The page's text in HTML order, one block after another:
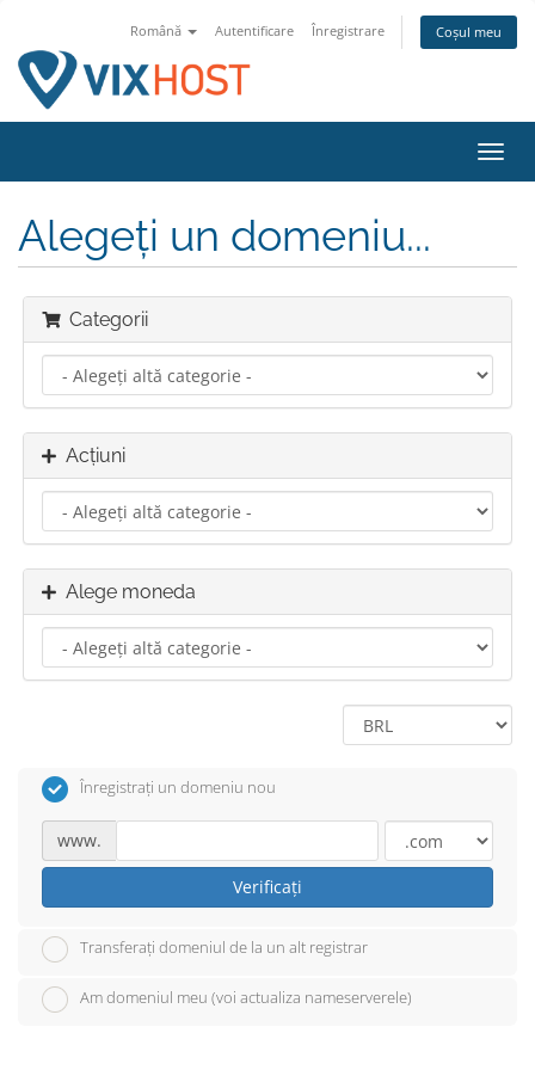
Română Autentificare Înregistrare Coșul meu
Alegeți un domeniu...
Categorii
Acțiuni
Alege moneda
Înregistrați un domeniu nou
www.
Verificați
Transferați domeniul de la un alt registrar
Am domeniul meu (voi actualiza nameserverele)